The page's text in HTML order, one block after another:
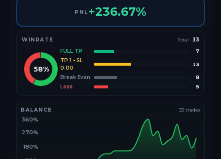
PNL +236.67%
WINRATE Total 33
58%
FULL TP
7
TP 1 - SL
0.00
13
Break Even
8
Loss
5
BALANCE 33 trades
180%
270%
360%